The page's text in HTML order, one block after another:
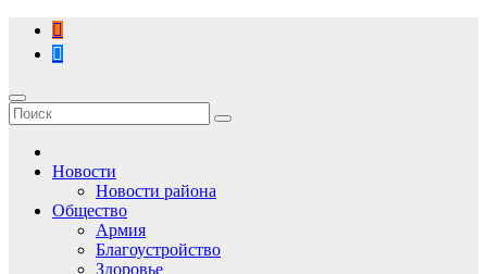
Перейти
содержимому
Новости
Новости района
Общество
Армия
Благоустройство
Здоровье